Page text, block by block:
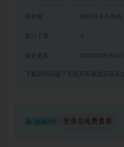
有效期 购买后永久有效
累计下载 2
2022年09月02日
下载遇到问题？可联系客服或留言反馈
隐藏内容 登录后免费查看